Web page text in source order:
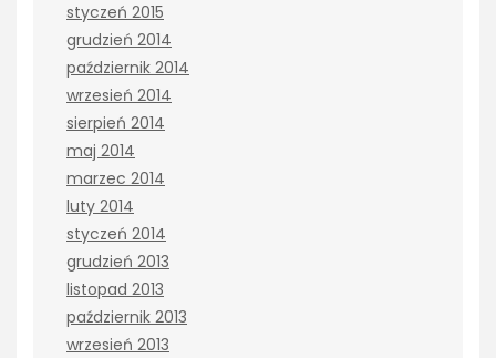
styczeń 2015
grudzień 2014
październik 2014
wrzesień 2014
sierpień 2014
maj 2014
marzec 2014
luty 2014
styczeń 2014
grudzień 2013
listopad 2013
październik 2013
wrzesień 2013